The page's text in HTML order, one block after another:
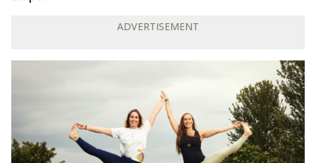
ADVERTISEMENT